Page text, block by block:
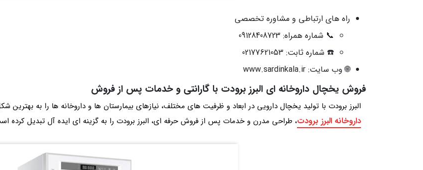
راه‌ های ارتباطی و مشاوره تخصصی
📞 شماره همراه: 09128408723
☎️ شماره ثابت: 02177621053
🌐 وب‌ سایت: www.sardinkala.ir
فروش یخچال داروخانه ای البرز برودت با گارانتی و خدمات پس از فروش
البرز برودت با تولید یخچال دارویی در ابعاد و ظرفیت‌ های مختلف، نیازهای بیمارستان ها و داروخانه ها را به
داروخانه البرز برودت، طراحی مدرن و خدمات پس از فروش حرفه‌ ای، البرز برودت را به گزینه‌ ای ایده‌ آل تبدیل کرده